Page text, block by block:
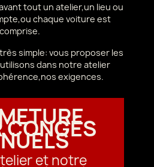
avant tout un atelier,un lieu ou
chaque voiture est
comprise.
simple: vous proposer les
dans notre atelier
exigences.
CONGÉS
et notre